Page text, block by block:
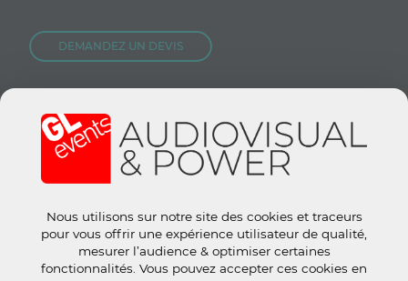
DEMANDEZ UN DEVIS
NOUS REJOINDRE
CONTACTEZ-NOUS
Site groupe : www.gl-events.com
GL Store :store.gl-events.com
Nous utilisons sur notre site des cookies et traceurs
pour vous offrir une expérience utilisateur de qualité,
mesurer l’audience & optimiser certaines
fonctionnalités. Vous pouvez accepter ces cookies en